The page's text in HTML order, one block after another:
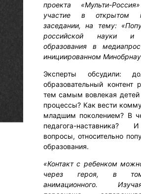
проекта «Мульти-
участие в открытом
заседании, на тему:
российской науки и
образования в
инициированном
Эксперты обсудили:
образовательный контент
тем самым вовлекая
процессы? Как вести
младшим поколением? В
педагога-наставника?
вопросы, относительно
образования.
«Контакт с ребенком
через героя, в
анимационного.